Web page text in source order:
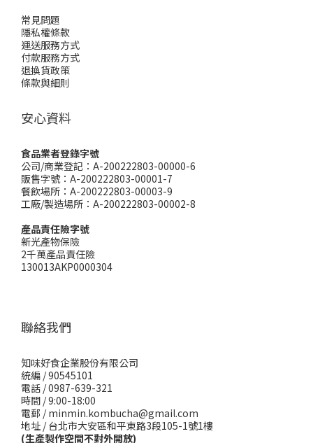
常見問題
隱私權條款
運送服務方式
付款服務方式
退換貨政策
條款與細則
安心資料
食品業者登錄字號
公司/商業登記：A-200222803-00000-6
販售字號：A-200222803-00001-7
餐飲場所：A-200222803-00003-9
工廠/製造場所：A-200222803-00002-8
產品責任險字號
新光產物保險
2千萬產品責任險
130013AKP0000304
聯絡我們
知味好食企業股份有限公司
統編 / 90545101
電話 / 0987-639-321
時間 / 9:00-18:00
電郵 / minmin.kombucha@gmail.com
地址 / 台北市大安區和平東路3段105-1號1樓
(生產製作空間不對外開放)